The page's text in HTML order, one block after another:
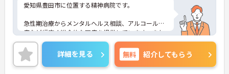
愛知県豊田市に位置する精神病院です。
急性期治療からメンタルヘルス相談、アルコール治
療など幅広く総合的な医療を提供しています。また
社会復帰に向けた支援施設なども併設しています。
複数の精神保健福祉士が在籍しており、相談しなが
ら業務を進めることができます。
詳細を見る 無料 紹介してもらう